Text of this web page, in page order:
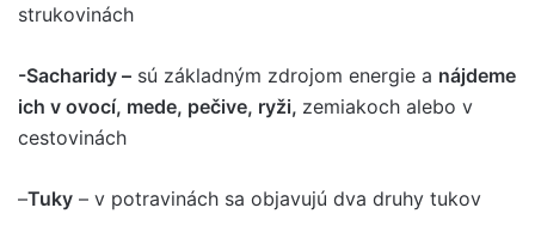
strukovinách
-Sacharidy – sú základným zdrojom energie a nájdeme
ich v ovocí, mede, pečive, ryži, zemiakoch alebo v
cestovinách
–Tuky – v potravinách sa objavujú dva druhy tukov